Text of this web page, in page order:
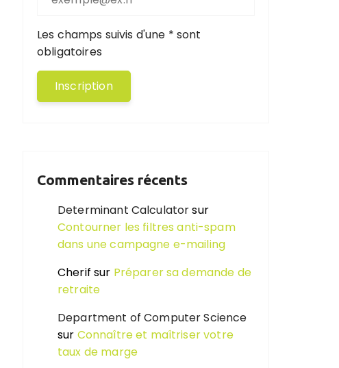
Les champs suivis d'une * sont
obligatoires
Commentaires récents
Determinant Calculatorsur
Contourner les filtres anti-spam
dans une campagne e-mailing
Cherif sur Préparer sa demande de
retraite
Department of Computer Science
sur Connaître et maîtriser votre
taux de marge